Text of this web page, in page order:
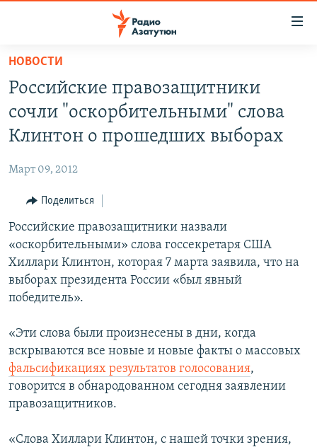
Перейти
основному
содержанию
Перейти
основной
навигации
Перейти
поиску
НОВОСТИ
ПОЛИТИКА
ЭКОНОМИКА
РЕГИОН
НАГОРНЫЙ КАРАБАХ
КУЛЬТУРА
СПОРТ
АРХИВ
English
Русский
Все сайты Радио Азатутюн
НОВОСТИ
Российские правозащитники
сочли "оскорбительными" слова
Клинтон о прошедших выборах
Март 09, 2012
Поделиться
Российские правозащитники назвали
«оскорбительными» слова госсекретаря США
Хиллари Клинтон, которая 7 марта заявила, что на
выборах президента России «был явный
победитель».
«Эти слова были произнесены в дни, когда
вскрываются все новые и новые факты о массовых
фальсификациях результатов голосования,
говорится в обнародованном сегодня заявлении
правозащитников.
«Слова Хиллари Клинтон, с нашей точки зрения,